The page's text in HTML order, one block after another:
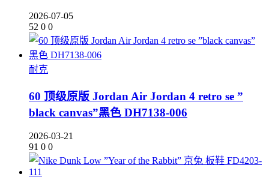
2026-07-05
52 0 0
耐克
60 顶级原版 Jordan Air Jordan 4 retro se ”
black canvas”黑色 DH7138-006
2026-03-21
91 0 0